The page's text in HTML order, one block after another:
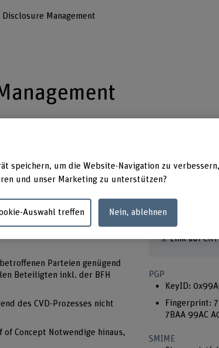
Management
CVD-Prozesses nur mit dem
Parteien genügend
Beteiligten inkl. der BFH
des CVD-Prozesses nicht
Concept Notwendige hinaus,
Wichtige
Link auf
PGP
KeyID:
Fingerprint:
7BAA 99AC
SMIME
speichern, um die Website-Navigation zu verbessern,
und unser Marketing zu unterstützen?
Auswahl treffen Nein, ablehnen